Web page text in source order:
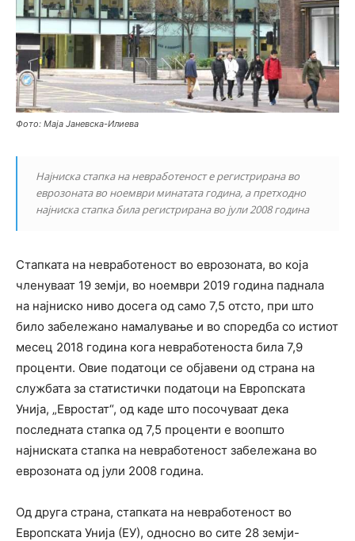
Фото: Маја Јаневска-Илиева
Најниска стапка на невработеност е регистрирана во
еврозоната во ноември минатата година, а претходно
најниска стапка била регистрирана во јули 2008 година
Стапката на невработеност во еврозоната, во која
членуваат 19 земји, во ноември 2019 година паднала
на најниско ниво досега од само 7,5 отсто, при што
било забележано намалување и во споредба со истиот
месец 2018 година кога невработеноста била 7,9
проценти. Овие податоци се објавени од страна на
службата за статистички податоци на Европската
Унија, „Евростат“, од каде што посочуваат дека
последната стапка од 7,5 проценти е воопшто
најниската стапка на невработеност забележана во
еврозоната од јули 2008 година.
Од друга страна, стапката на невработеност во
Европската Унија (ЕУ), односно во сите 28 земји-